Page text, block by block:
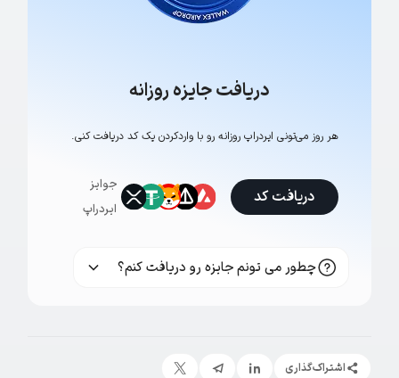
دریافت جایزه روزانه
هر روز می‌تونی ایردراپ روزانه رو با وارد‌کردن یک کد دریافت کنی.
جوایز
ایردراپ
دریافت کد
چطور می تونم جایزه رو دریافت کنم؟
اشتراک‌گذاری